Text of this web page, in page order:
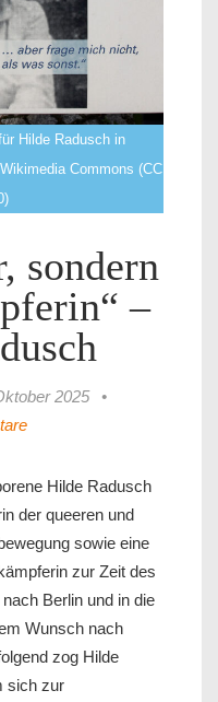
Hilde Radusch in
Commons (CC
sondern
–
2025
•
Hilde Radusch
der queeren und
sowie eine
zur Zeit des
Berlin und in die
Wunsch nach
zog Hilde
sich zur